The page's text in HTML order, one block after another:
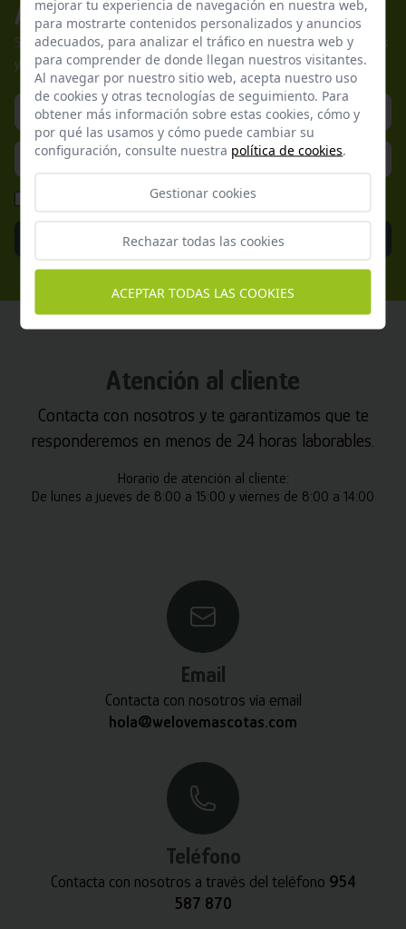
Apúntate a nuestros boletines
Suscríbete a nuestra newsletter y no te pierdas nuestras ofertas
y promociones exclusivas.
He leído y acepto laPolítica de Privacidad
Enviar
Atención al cliente
Contacta con nosotros y te garantizamos que te
responderemos en menos de 24 horas laborables.
Horario de atención al cliente:
De lunes a jueves de 8:00 a 15:00 y viernes de 8:00 a 14:00
Email
Contacta con nosotros vía email
hola@welovemascotas.com
Teléfono
Contacta con nosotros a través del teléfono 954
587 870
mejorar tu experiencia de navegación en nuestra web,
para mostrarte contenidos personalizados y anuncios
adecuados, para analizar el tráfico en nuestra web y
para comprender de donde llegan nuestros visitantes.
Al navegar por nuestro sitio web, acepta nuestro uso
de cookies y otras tecnologías de seguimiento. Para
obtener más información sobre estas cookies, cómo y
por qué las usamos y cómo puede cambiar su
configuración, consulte nuestra política de cookies.
Gestionar cookies
Rechazar todas las cookies
ACEPTAR TODAS LAS COOKIES